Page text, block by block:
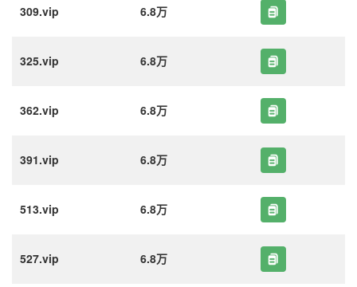
309.vip 6.8万
325.vip 6.8万
362.vip 6.8万
391.vip 6.8万
513.vip 6.8万
527.vip 6.8万